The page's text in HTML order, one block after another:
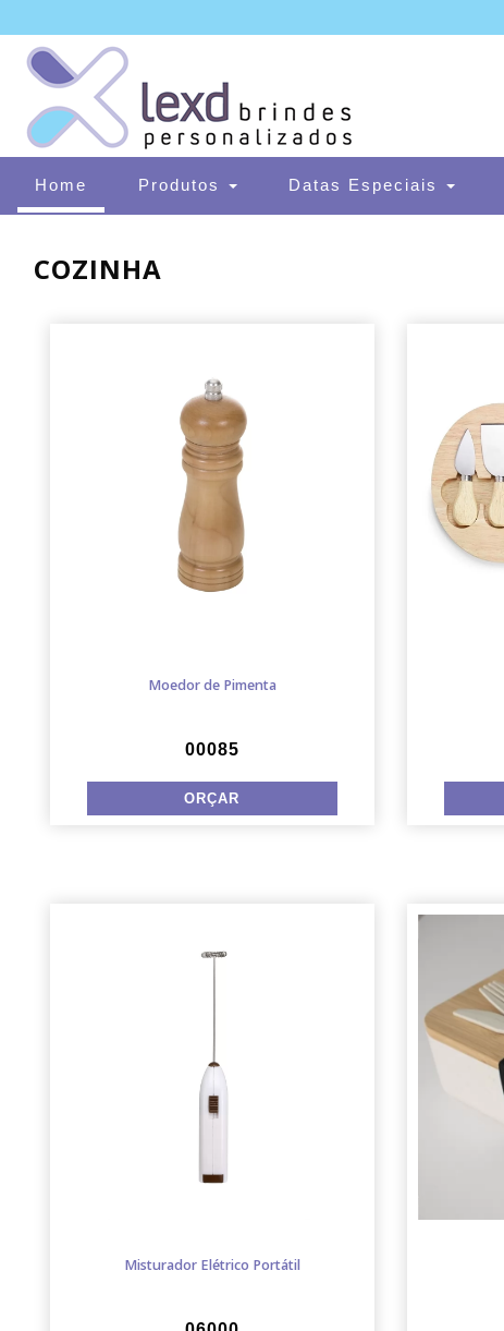
Home (current)Produtos Datas Especiais
COZINHA
Moedor de Pimenta
00085
Misturador Elétrico Portátil